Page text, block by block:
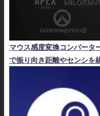
マウス感度変換コンバー
で振り向き距離やセンシを